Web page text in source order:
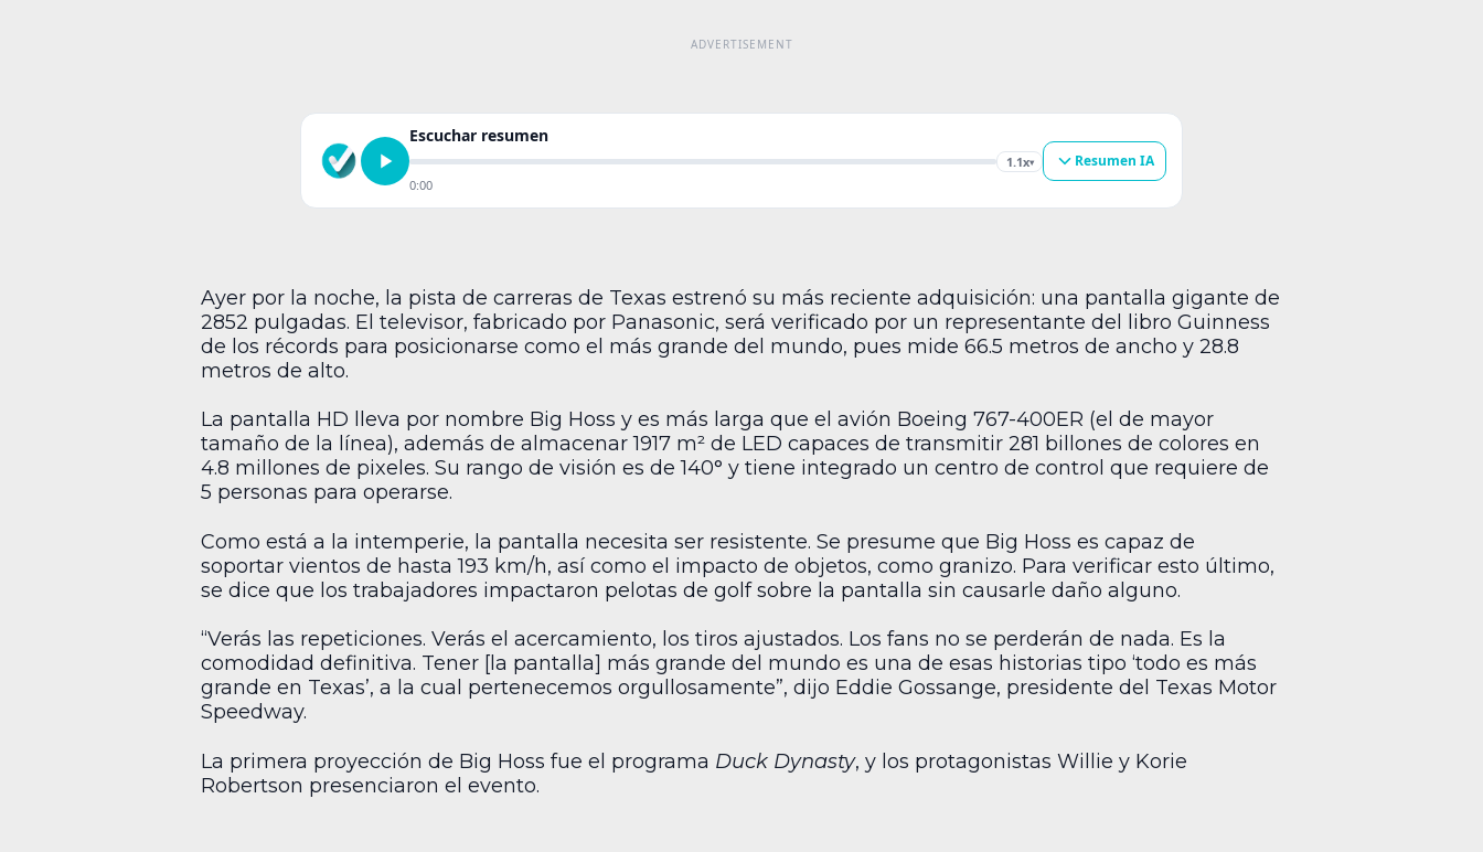
Escuchar resumen
1.1x▾
0:00
Resumen IA
Ayer por la noche, la pista de carreras de Texas estrenó su más reciente adquisición: una pantalla gigante de
2852 pulgadas. El televisor, fabricado por Panasonic, será verificado por un representante del libro Guinness
de los récords para posicionarse como el más grande del mundo, pues mide 66.5 metros de ancho y 28.8
metros de alto.
La pantalla HD lleva por nombre Big Hoss y es más larga que el avión Boeing 767-400ER (el de mayor
tamaño de la línea), además de almacenar 1917 m² de LED capaces de transmitir 281 billones de colores en
4.8 millones de pixeles. Su rango de visión es de 140° y tiene integrado un centro de control que requiere de
5 personas para operarse.
Como está a la intemperie, la pantalla necesita ser resistente. Se presume que Big Hoss es capaz de
soportar vientos de hasta 193 km/h, así como el impacto de objetos, como granizo. Para verificar esto último,
se dice que los trabajadores impactaron pelotas de golf sobre la pantalla sin causarle daño alguno.
“Verás las repeticiones. Verás el acercamiento, los tiros ajustados. Los fans no se perderán de nada. Es la
comodidad definitiva. Tener [la pantalla] más grande del mundo es una de esas historias tipo ‘todo es más
grande en Texas’, a la cual pertenecemos orgullosamente”, dijo Eddie Gossange, presidente del Texas Motor
Speedway.
La primera proyección de Big Hoss fue el programa Duck Dynasty, y los protagonistas Willie y Korie
Robertson presenciaron el evento.